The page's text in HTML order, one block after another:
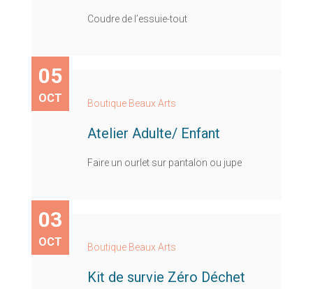
Coudre de l’essuie-tout
05
OCT Boutique Beaux Arts
Atelier Adulte/ Enfant
Faire un ourlet sur pantalon ou jupe
03
OCT Boutique Beaux Arts
Kit de survie Zéro Déchet